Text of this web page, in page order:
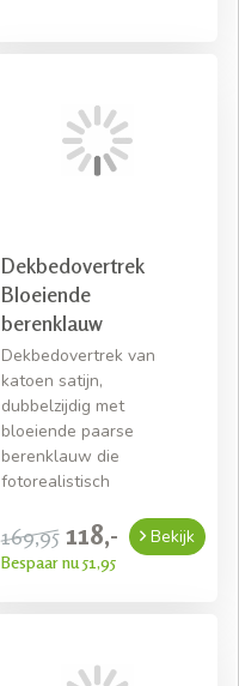
Dekbedovertrek
Bloeiende
berenklauw
Dekbedovertrek van
katoen satijn,
dubbelzijdig met
bloeiende paarse
berenklauw die
fotorealistisch
169,95 118,-
Bespaar nu 51,95
Bekijk